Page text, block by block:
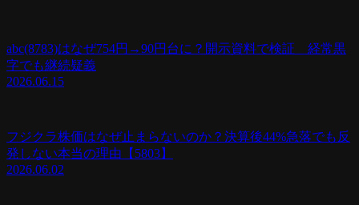
abc(8783)はなぜ754円→90円台に？開示資料で検証 経常黒
字でも継続疑義
2026.06.15
フジクラ株価はなぜ止まらないのか？決算後44%急落でも反
発しない本当の理由【5803】
2026.06.02